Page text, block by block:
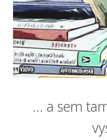
... a sem